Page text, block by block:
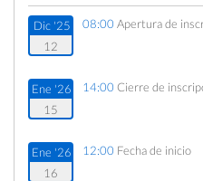
Dic '25
12
08:00 Apertura de
Ene '26
15
14:00 Cierre de
Ene '26
16
12:00 Fecha de inicio